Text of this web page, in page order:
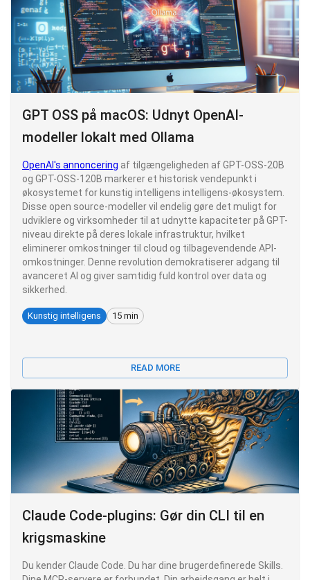
GPT OSS på macOS: Udnyt OpenAI-
modeller lokalt med Ollama
OpenAI's annoncering af tilgængeligheden af GPT-OSS-20B
og GPT-OSS-120B markerer et historisk vendepunkt i
økosystemet for kunstig intelligens intelligens-økosystem.
Disse open source-modeller vil endelig gøre det muligt for
udviklere og virksomheder til at udnytte kapaciteter på GPT-
niveau direkte på deres lokale infrastruktur, hvilket
eliminerer omkostninger til cloud og tilbagevendende API-
omkostninger. Denne revolution demokratiserer adgang til
avanceret AI og giver samtidig fuld kontrol over data og
sikkerhed.
Kunstig intelligens 15 min
READ MORE
Claude Code-plugins: Gør din CLI til en
krigsmaskine
Du kender Claude Code. Du har dine brugerdefinerede Skills.